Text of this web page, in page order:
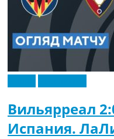
Вильярреал
Испания.